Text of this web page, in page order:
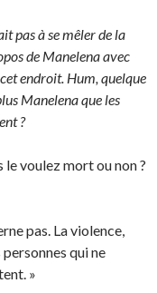
pas à se mêler de la
de Manelena avec
endroit. Hum, quelque
Manelena que les
?
le voulez mort ou non ?
pas. La violence,
qui ne
»